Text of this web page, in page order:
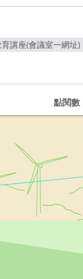
講座(會議室一網址)
點閱數